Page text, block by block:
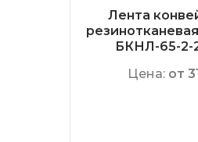
Лента
БКНЛ-65-2-
Цена: от